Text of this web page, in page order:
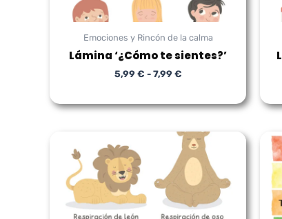
Emociones y Rincón de la calma
Lámina ‘¿Cómo te sientes?’
5,99€ - 7,99€
Rango
de
precios:
desde
5,99 €
7,99 €